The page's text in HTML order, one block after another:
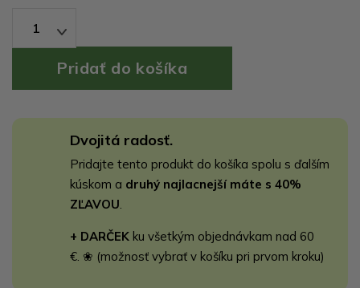
1
Dvojitá radosť.
Pridajte tento produkt do košíka spolu s ďalším
kúskom a druhý najlacnejší máte s 40%
ZĽAVOU
+ DARČEK ku všetkým objednávkam nad 60
€. ❀ (možnosť vybrať v košíku pri prvom kroku)